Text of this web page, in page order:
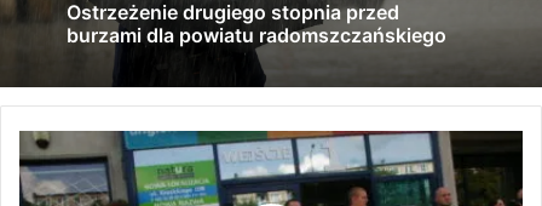
Ostrzeżenie drugiego stopnia przed
burzami dla powiatu radomszczańskiego
I
K